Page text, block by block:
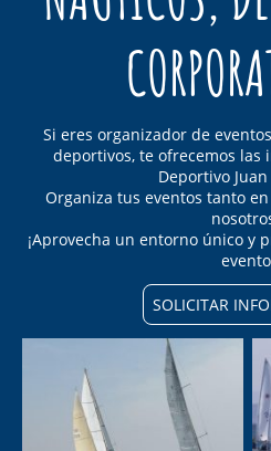
Si eres organizador de
deportivos, te ofrecemos las
Deportivo
Organiza tus eventos tanto
¡Aprovecha un entorno único y
SOLICITAR